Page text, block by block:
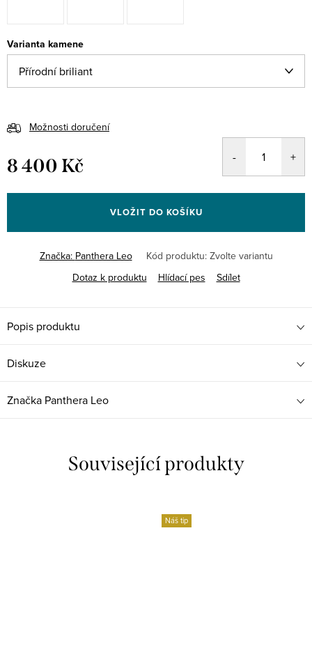
Varianta kamene
Možnosti doručení
8 400 Kč
cena:
VLOŽIT DO KOŠÍKU
Značka: Panthera Leo Kód produktu: Zvolte variantu
Dotaz k produktu
Hlídací pes Sdílet
Popis produktu
Diskuze
Značka Panthera Leo
Související produkty
Náš tip